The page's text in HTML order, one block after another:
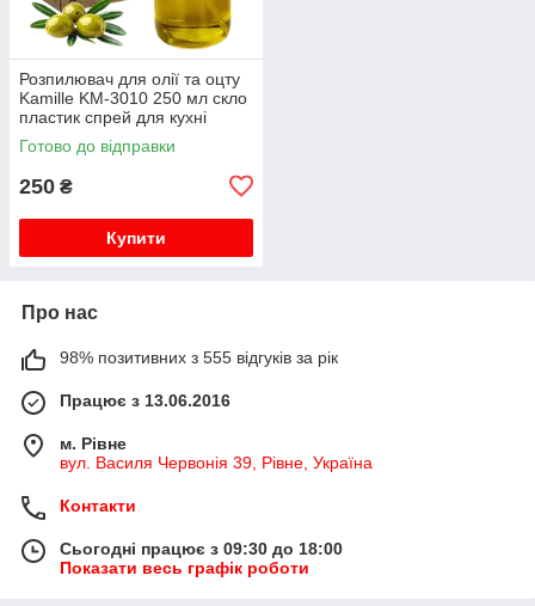
Розпилювач для олії та оцту
Kamille KM-3010 250 мл скло
пластик спрей для кухні
Готово до відправки
250 ₴
Купити
Про нас
98% позитивних з 555 відгуків за рік
Працює з 13.06.2016
м. Рівне
вул. Василя Червонія 39, Рівне, Україна
Контакти
Сьогодні працює з 09:30 до 18:00
Показати весь графік роботи